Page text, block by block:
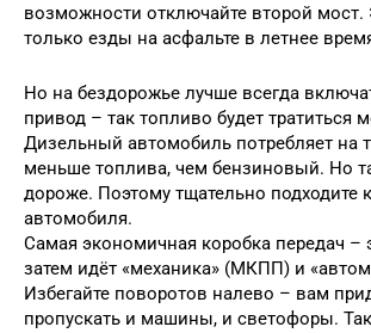
возможности отключайте второй мост.
только езды на асфальте в летнее
Но на бездорожье лучше всегда
привод – так топливо будет тратиться
Дизельный автомобиль потребляет на
меньше топлива, чем бензиновый. Но
дороже. Поэтому тщательно подходите
автомобиля.
Самая экономичная коробка передач –
затем идёт «механика» (МКПП) и
Избегайте поворотов налево – вам
пропускать и машины, и светофоры.